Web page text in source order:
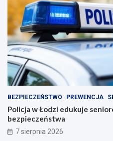
BEZPIECZEŃSTWO PREWENCJA
Policja w Łodzi edukuje
bezpieczeństwa
7 sierpnia 2026